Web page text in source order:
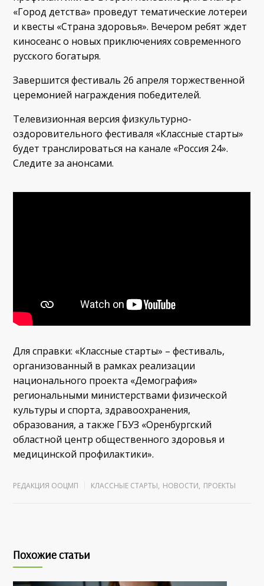
«Город детства» проведут тематические лотереи
и квесты «Страна здоровья». Вечером ребят ждет
киносеанс о новых приключениях современного
русского богатыря.
Завершится фестиваль 26 апреля торжественной
церемонией награждения победителей.
Телевизионная версия физкультурно-
оздоровительного фестиваля «Классные старты»
будет транслироваться на канале «Россия 24».
Следите за анонсами.
Для справки: «Классные старты» – фестиваль,
организованный в рамках реализации
национального проекта «Демография»
региональными министерствами физической
культуры и спорта, здравоохранения,
образования, а также ГБУЗ «Оренбургский
областной центр общественного здоровья и
медицинской профилактики».
РЕДАКЦИЯ ООЦМП КЛАССНЫЕ СТАРТЫ, НОВОСТИ, ПРОЕКТЫ
Похожие статьи